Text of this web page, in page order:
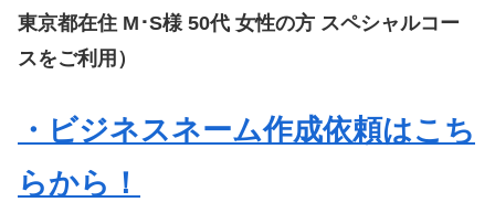
東京都在住 M･S様 50代 女性の方 スペシャルコー
スをご利用）
・ビジネスネーム作成依頼はこち
らから！